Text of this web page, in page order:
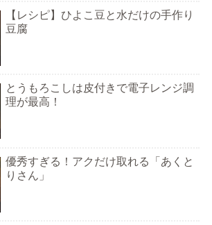
【レシピ】ひよこ豆と水だけの手作り
豆腐
とうもろこしは皮付きで電子レンジ調
理が最高！
優秀すぎる！アクだけ取れる「あくと
りさん」